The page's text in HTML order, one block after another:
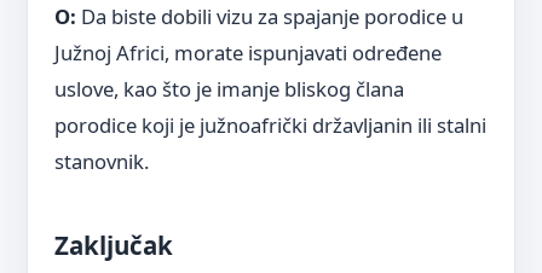
O: Da biste dobili vizu za spajanje porodice u
Južnoj Africi, morate ispunjavati određene
uslove, kao što je imanje bliskog člana
porodice koji je južnoafrički državljanin ili stalni
stanovnik.
Zaključak